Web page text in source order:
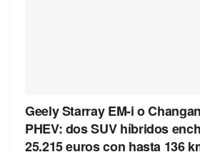
Geely Starray EM-i o
PHEV: dos SUV híbridos
25.215 euros con hasta 136